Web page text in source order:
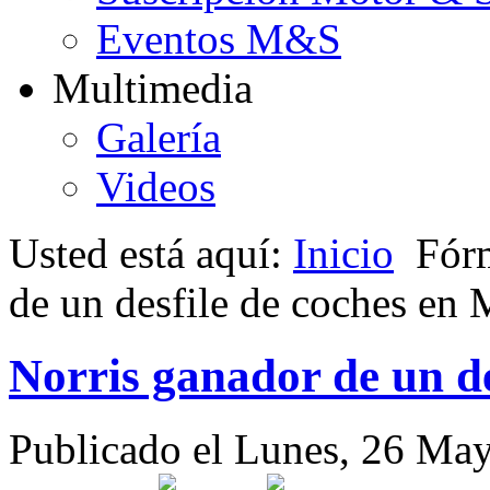
Eventos M&S
Multimedia
Galería
Videos
Usted está aquí: Inicio
de un desfile de coches en
Norris ganador de un
Publicado el Lunes, 26